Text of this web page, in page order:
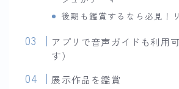
後期も鑑賞するなら必見！
アプリで音声ガイドも利用
す）
展示作品を鑑賞